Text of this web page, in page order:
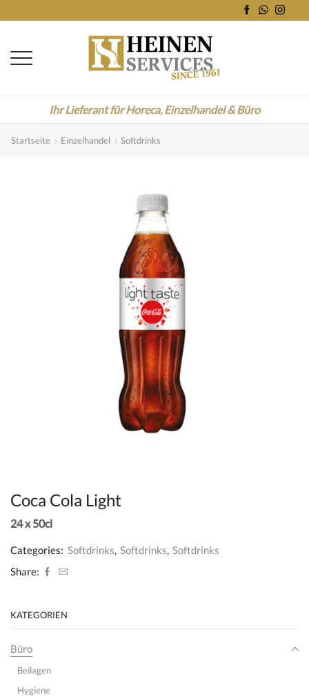
Ihr Lieferant für Horeca, Einzelhandel & Büro
Startseite Einzelhandel Softdrinks
Coca Cola Light
24 x 50cl
Categories: Softdrinks, Softdrinks, Softdrinks
Share:
KATEGORIEN
Büro
Beilagen
Hygiene